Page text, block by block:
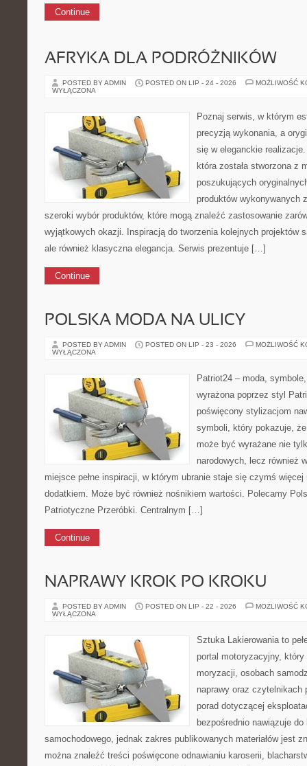
Continue
AFRYKA DLA PODRÓŻNIKÓW
POSTED BY ADMIN POSTED ON LIP - 24 - 2026
MOŻLIWOŚĆ
WYŁĄCZONA
Poznaj serwis, w którym
precyzją wykonania, a
się w eleganckie
która została stworzona z
poszukujących
produktów wykonywanych
szeroki wybór produktów, które mogą znaleźć zastosowanie
wyjątkowych okazji. Inspiracją do tworzenia kolejnych projektów
ale również klasyczna elegancja. Serwis prezentuje […]
Continue
POLSKA MODA NA ULICY
POSTED BY ADMIN POSTED ON LIP - 23 - 2026
MOŻLIWOŚĆ
WYŁĄCZONA
Patriot24 – moda,
wyrażona poprzez styl
poświęcony stylizacjom
symboli, który pokazuje,
może być wyrażane nie
narodowych, lecz również
miejsce pełne inspiracji, w którym ubranie staje się czymś więcej
dodatkiem. Może być również nośnikiem wartości. Polecamy
Patriotyczne Przeróbki. Centralnym […]
Continue
NAPRAWY KROK PO KROKU
POSTED BY ADMIN POSTED ON LIP - 22 - 2026
MOŻLIWOŚĆ
WYŁĄCZONA
Sztuka Lakierowania to
portal motoryzacyjny, który
moryzacji, osobach
naprawy oraz
porad dotyczącej
bezpośrednio nawiązuje
samochodowego, jednak zakres publikowanych materiałów jest
można znaleźć treści poświęcone odnawianiu karoserii,